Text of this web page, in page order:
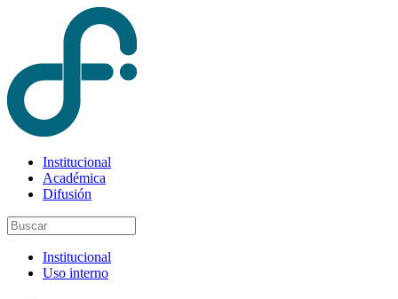
Institucional
Académica
Difusión
Institucional
Uso interno